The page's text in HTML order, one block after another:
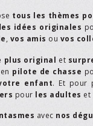
tous les thèmes
idées originales
, vos amis ou vos
plus original et
en pilote de chasse
enfant. Et pour
pour les adultes et
avec nos